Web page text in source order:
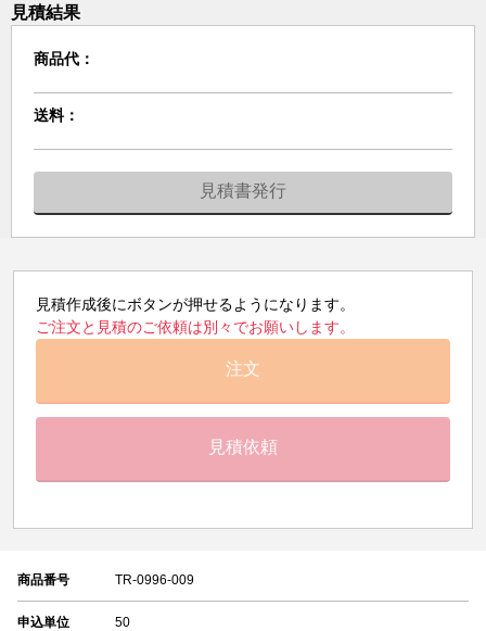
見積結果
商品代：
送料：
見積書発行
見積作成後にボタンが押せるようになります。
ご注文と見積のご依頼は別々でお願いします。
注文
見積依頼
商品番号 TR-0996-009
申込単位 50